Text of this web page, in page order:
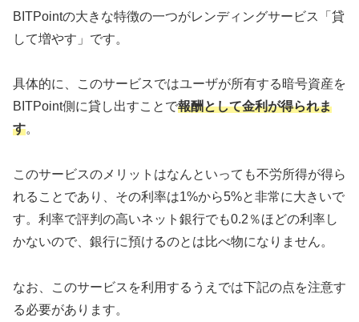
BITPointの大きな特徴の一つがレンディングサービス「貸
して増やす」です。
具体的に、このサービスではユーザが所有する暗号資産を
BITPoint側に貸し出すことで報酬として金利が得られま
す。
このサービスのメリットはなんといっても不労所得が得ら
れることであり、その利率は1%から5%と非常に大きいで
す。利率で評判の高いネット銀行でも0.2％ほどの利率し
かないので、銀行に預けるのとは比べ物になりません。
なお、このサービスを利用するうえでは下記の点を注意す
る必要があります。